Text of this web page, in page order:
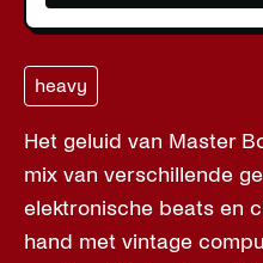
heavy
Het geluid van Master
mix van verschillende
elektronische beats en
hand met vintage